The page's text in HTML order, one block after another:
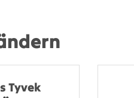
Tyvek